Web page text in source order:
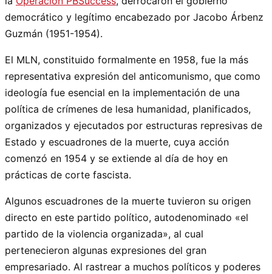
democrático y legítimo encabezado por Jacobo Árbenz
Guzmán (1951-1954).
El MLN, constituido formalmente en 1958, fue la más
representativa expresión del anticomunismo, que como
ideología fue esencial en la implementación de una
política de crímenes de lesa humanidad, planificados,
organizados y ejecutados por estructuras represivas de
Estado y escuadrones de la muerte, cuya acción
comenzó en 1954 y se extiende al día de hoy en
prácticas de corte fascista.
Algunos escuadrones de la muerte tuvieron su origen
directo en este partido político, autodenominado «el
partido de la violencia organizada», al cual
pertenecieron algunas expresiones del gran
empresariado. Al rastrear a muchos políticos y poderes